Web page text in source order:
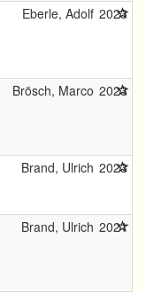
Eberle, Adolf 2023
Brösch, Marco 2023
Brand, Ulrich 2023
Brand, Ulrich 2021